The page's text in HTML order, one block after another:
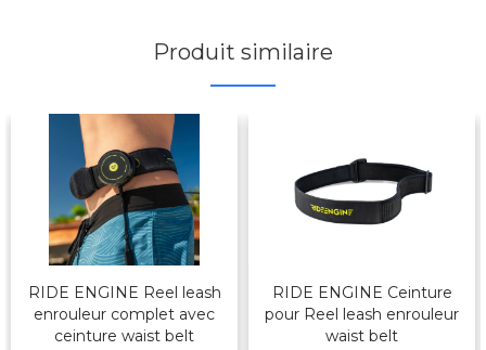
Produit similaire
RIDE ENGINE Reel leash
enrouleur complet avec
ceinture waist belt
RIDE ENGINE Ceinture
pour Reel leash enrouleur
waist belt